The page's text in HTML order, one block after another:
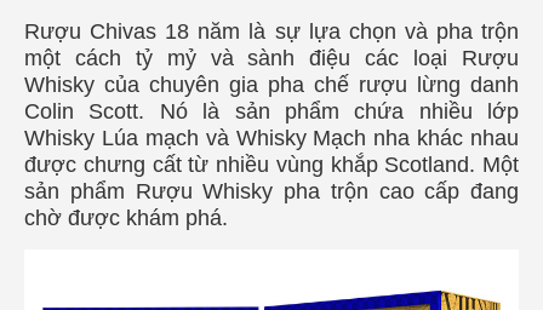
Rượu Chivas 18 năm là sự lựa chọn và pha trộn
một cách tỷ mỷ và sành điệu các loại Rượu
Whisky của chuyên gia pha chế rượu lừng danh
Colin Scott. Nó là sản phẩm chứa nhiều lớp
Whisky Lúa mạch và Whisky Mạch nha khác nhau
được chưng cất từ nhiều vùng khắp Scotland. Một
sản phẩm Rượu Whisky pha trộn cao cấp đang
chờ được khám phá.